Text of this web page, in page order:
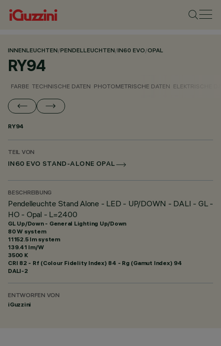
INNENLEUCHTEN/PENDELLEUCHTEN/IN60 EVO/OPAL
RY94
FARBE TECHNISCHE DATEN PHOTOMETRISCHE DATEN ELEKTRISCHE
RY94
TEIL VON
IN60 EVO STAND-ALONE OPAL
BESCHREIBUNG
Pendelleuchte Stand Alone - LED - UP/DOWN - DALI - GL -
HO - Opal - L=2400
GL Up/Down - General Lighting Up/Down
80 W system
11152.5 lm system
139.41 lm/W
3500 K
CRI 82 - Rf (Colour Fidelity Index) 84 - Rg (Gamut Index) 94
DALI-2
ENTWORFEN VON
iGuzzini